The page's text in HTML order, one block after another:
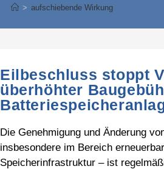
> aufschiebende Wirkung
Eilbeschluss stoppt
überhöhter
Die Genehmigung und Änderung
insbesondere im Bereich
Speicherinfrastruktur – ist